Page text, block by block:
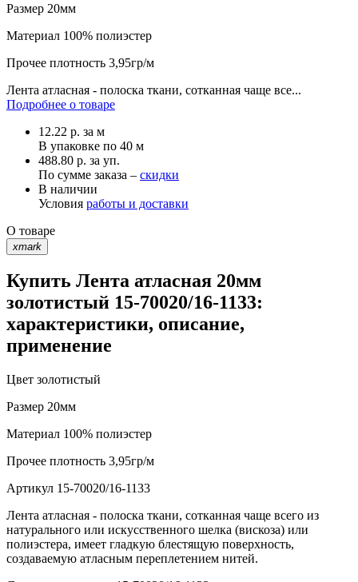
Размер 20мм
Материал 100% полиэстер
Прочее плотность 3,95гр/м
Лента атласная - полоска ткани, сотканная чаще все...
Подробнее о товаре
12.22 р. за м
В упаковке по 40 м
488.80 р. за уп.
По сумме заказа – скидки
В наличии
Условия работы и доставки
О товаре
xmark
Купить Лента атласная 20мм
золотистый 15-70020/16-1133:
характеристики, описание,
применение
Цвет золотистый
Размер 20мм
Материал 100% полиэстер
Прочее плотность 3,95гр/м
Артикул 15-70020/16-1133
Лента атласная - полоска ткани, сотканная чаще всего из
натурального или искусственного шелка (вискоза) или
полиэстера, имеет гладкую блестящую поверхность,
создаваемую атласным переплетением нитей.